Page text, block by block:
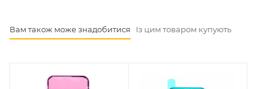
Вам також може знадобитися Із цим товаром купують